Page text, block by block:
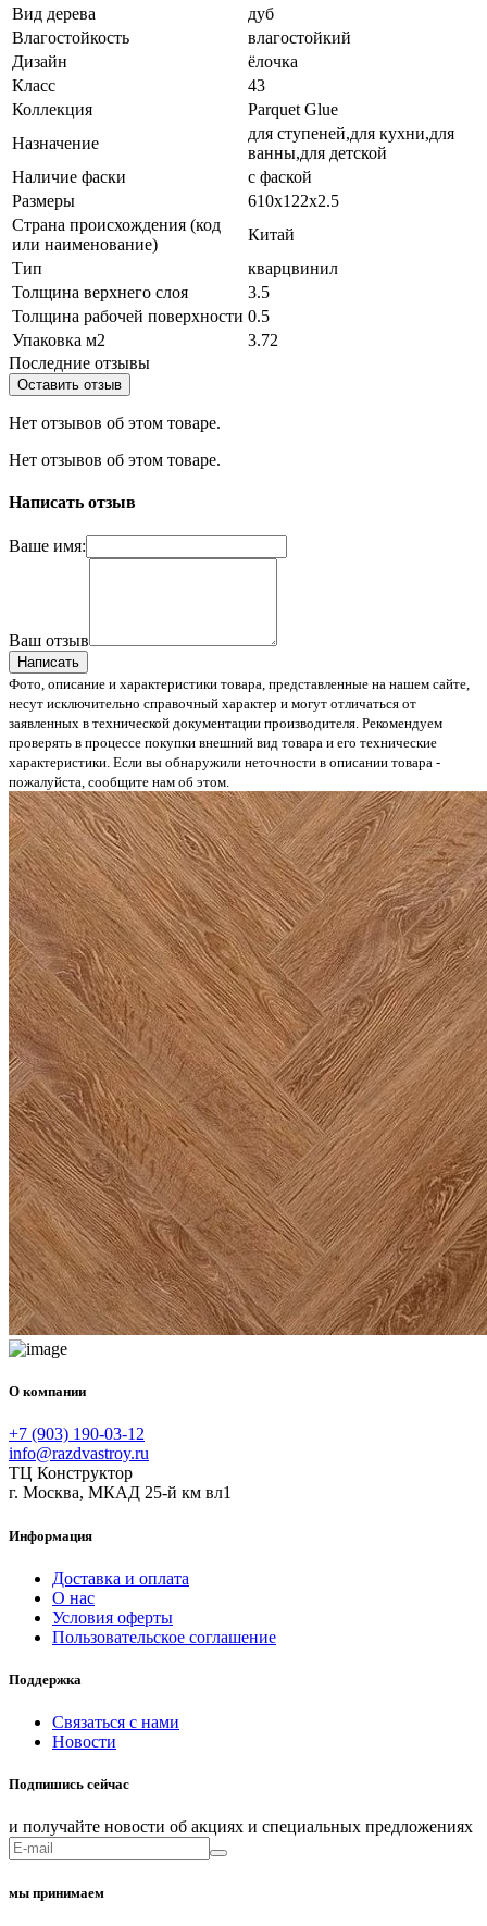
Вид дерева
дуб
Влагостойкость
влагостойкий
Дизайн
ёлочка
Класс
43
Коллекция
Parquet Glue
Назначение
для ступеней,для кухни,для
ванны,для детской
Наличие фаски
с фаской
Размеры
610x122x2.5
Страна происхождения (код
или наименование)
Китай
Тип
кварцвинил
Толщина верхнего слоя
3.5
Толщина рабочей поверхности 0.5
Упаковка м2
3.72
Последние отзывы
Оставить отзыв
Нет отзывов об этом товаре.
Нет отзывов об этом товаре.
Написать отзыв
Ваше имя:
Ваш отзыв
Написать
Фото, описание и характеристики товара, представленные на нашем сайте,
несут исключительно справочный характер и могут отличаться от
заявленных в технической документации производителя. Рекомендуем
проверять в процессе покупки внешний вид товара и его технические
характеристики. Если вы обнаружили неточности в описании товара -
пожалуйста, сообщите нам об этом.
О компании
+7 (903) 190-03-12
info@razdvastroy.ru
ТЦ Конструктор
г. Москва, МКАД 25-й км вл1
Информация
Доставка и оплата
О нас
Условия оферты
Пользовательское соглашение
Поддержка
Связаться с нами
Новости
Подпишись сейчас
и получайте новости об акциях и специальных предложениях
мы принимаем